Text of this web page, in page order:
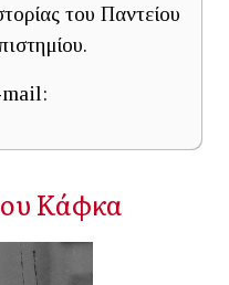
του Παντείου
Κάφκα